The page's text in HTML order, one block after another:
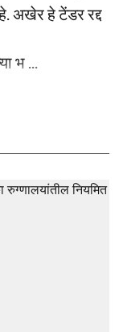
अखेर हे टेंडर रद्द
भ ...